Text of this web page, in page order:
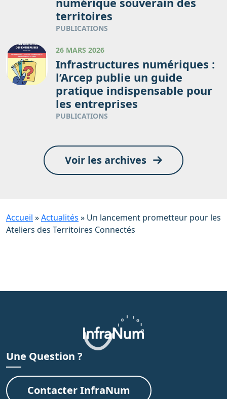
territoires
PUBLICATIONS
26 MARS 2026
Infrastructures numériques :
l’Arcep publie un guide
pratique indispensable pour
les entreprises
PUBLICATIONS
Voir les archives
Accueil »Actualités » Un lancement prometteur pour les
Ateliers des Territoires Connectés
Une Question ?
Contacter InfraNum